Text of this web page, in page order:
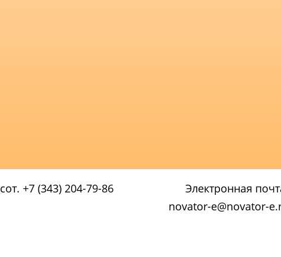
сот. +7 (343) 204-79-86
Электронная
novator-e@novator-